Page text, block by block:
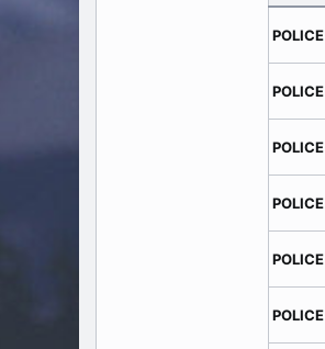
POLICE
POLICE
POLICE
POLICE
POLICE
POLICE